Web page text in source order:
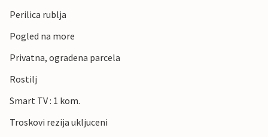
Perilica rublja
Pogled na more
Privatna, ogradena parcela
Rostilj
Smart TV : 1 kom.
Troskovi rezija ukljuceni